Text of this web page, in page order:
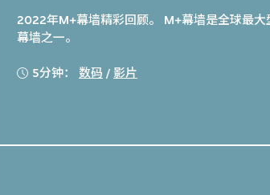
2022年M+幕墙精彩回顾。 M+幕墙是全球最大
幕墙之一。
5分钟： 数码 / 影片